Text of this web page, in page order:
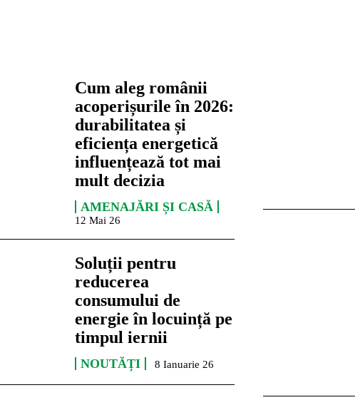
Cum aleg românii
acoperișurile în 2026:
durabilitatea și
eficiența energetică
influențează tot mai
mult decizia
AMENAJĂRI ȘI CASĂ
12 Mai 26
Soluții pentru
reducerea
consumului de
energie în locuință pe
timpul iernii
NOUTĂȚI 8 Ianuarie 26